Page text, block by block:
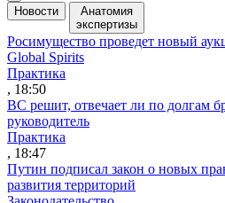
Новости
Анатомия
экспертизы
Росимущество проведет новый
Global Spirits
Практика
, 18:50
ВС решит, отвечает ли по долгам
руководитель
Практика
, 18:47
Путин подписал закон о новых
развития территорий